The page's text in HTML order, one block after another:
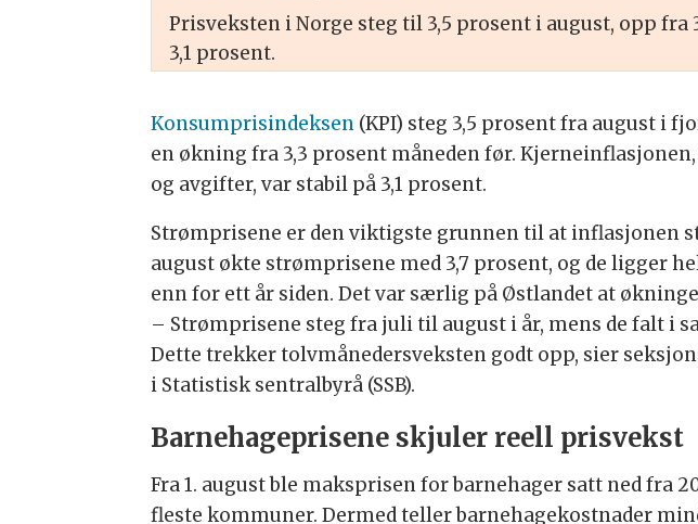
Prisveksten i Norge steg til 3,5 prosent i august, opp
3,1 prosent.
Samtidig ble maksprisen i barnehager satt ned, noe
3,9 prosent.
Matprisene falt som normalt på sensommeren, mens
kjøretøy bidro til høyere prisvekst.
Virke peker på at utviklingen ligner våre nordiske
internasjonalt.
Norges Bank har styringsrenten på 4,25 prosent og tar
flere kutt i høst virker mindre sannsynlig.
Oppsummeringen er generert av et KI-verktøy, men
Konsumprisindeksen (KPI) steg 3,5 prosent fra august i
en økning fra 3,3 prosent måneden før.
og avgifter, var stabil på 3,1 prosent.
Strømprisene er den viktigste grunnen til at inflasjonen
august økte strømprisene med 3,7 prosent, og de ligger
enn for ett år siden. Det var særlig på Østlandet at
– Strømprisene steg fra juli til august i år, mens de falt i
Dette trekker tolvmånedersveksten godt opp, sier
i Statistisk sentralbyrå (SSB).
Barnehageprisene skjuler reell prisvekst
Fra 1. august ble maksprisen for barnehager satt ned fra
fleste kommuner. Dermed teller barnehagekostnader